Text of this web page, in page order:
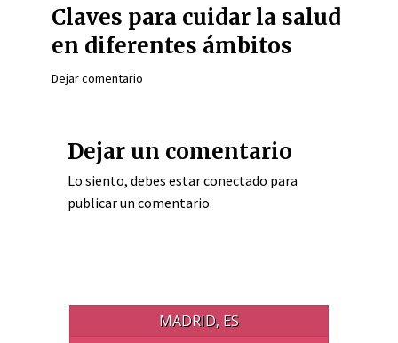
Claves para cuidar la salud
en diferentes ámbitos
Dejar comentario
Dejar un comentario
Lo siento, debes estarconectado para
publicar un comentario.
MADRID, ES